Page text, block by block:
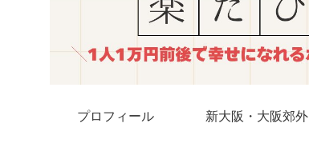
プロフィール 新大阪・大阪郊外